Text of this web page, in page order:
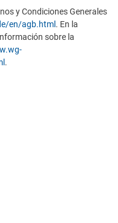
y Condiciones Generales
en/agb.html . En la
sobre la
.